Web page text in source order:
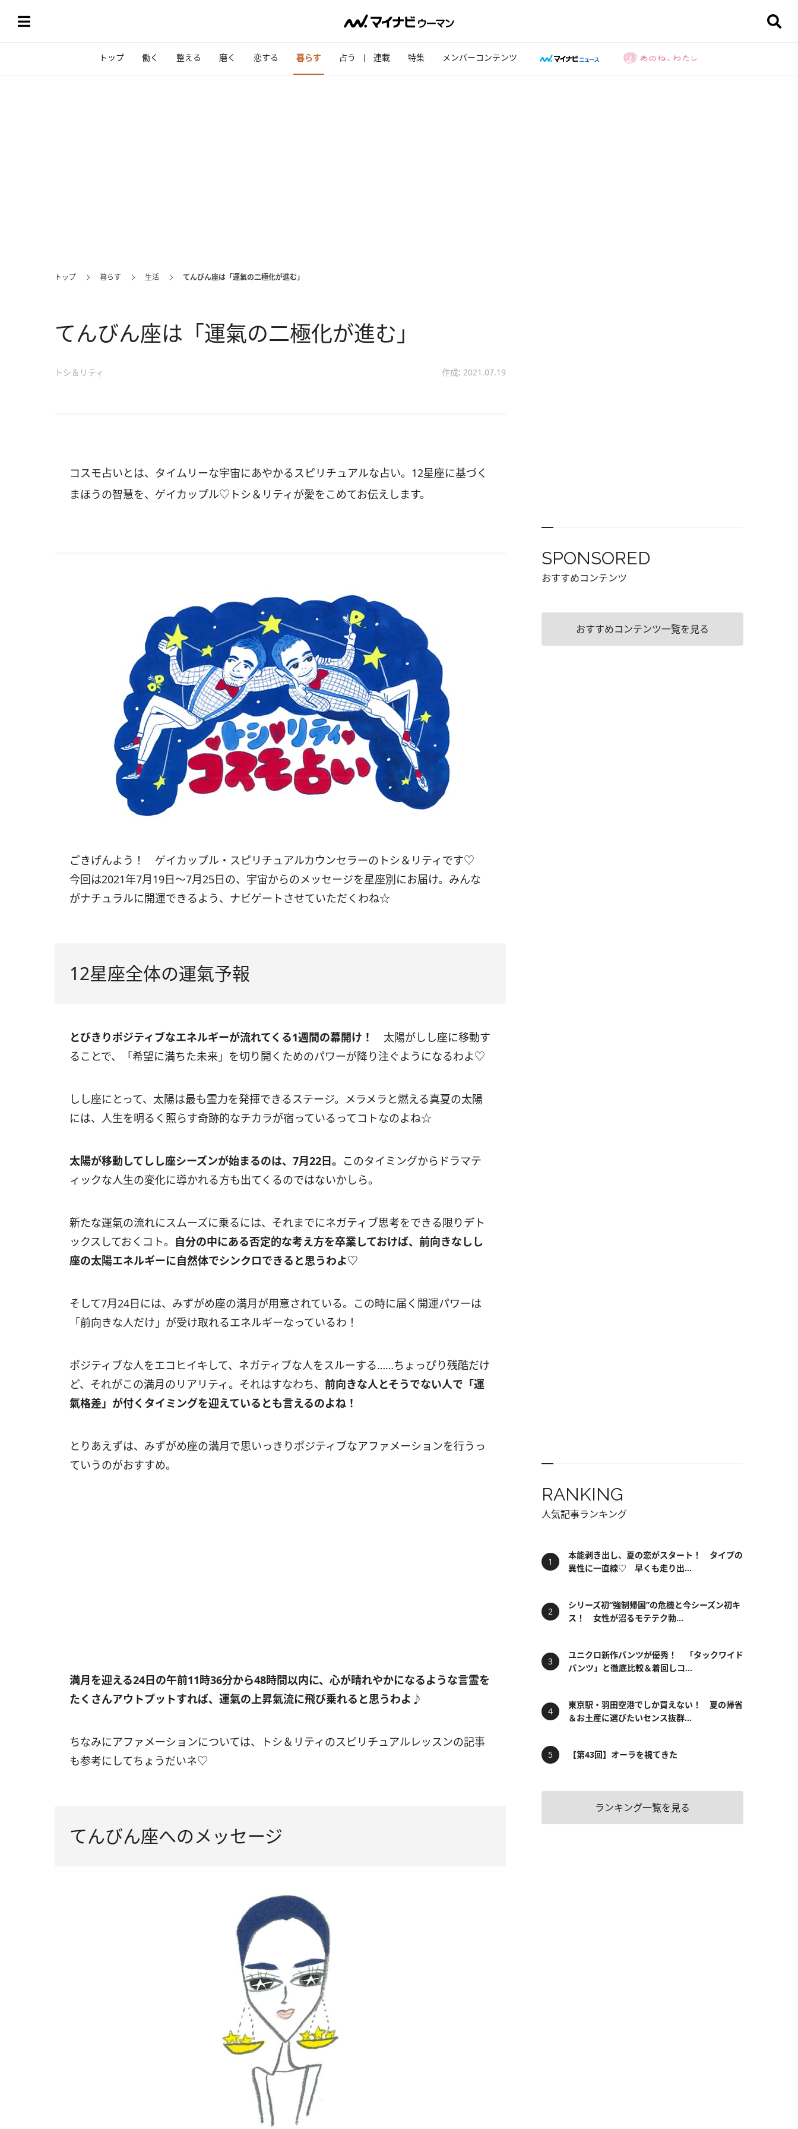
トップ 働く 整える 磨く 恋する 暮らす 占う 連載 特集 メンバーコンテンツ
トップ 暮らす 生活 てんびん座は「運氣の二極化が進む」
てんびん座は「運氣の二極化が進む」
トシ＆リティ 作成: 2021.07.19
コスモ占いとは、タイムリーな宇宙にあやかるスピリチュアルな占い。12星座に基づく
まほうの智慧を、ゲイカップル♡トシ＆リティが愛をこめてお伝えします。
ごきげんよう！ ゲイカップル・スピリチュアルカウンセラーのトシ＆リティです♡
今回は2021年7月19日〜7月25日の、宇宙からのメッセージを星座別にお届け。みんな
がナチュラルに開運できるよう、ナビゲートさせていただくわね☆
12星座全体の運氣予報
とびきりポジティブなエネルギーが流れてくる1週間の幕開け！
太陽がしし座に移動す
ることで、「希望に満ちた未来」を切り開くためのパワーが降り注ぐようになるわよ♡
しし座にとって、太陽は最も霊力を発揮できるステージ。メラメラと燃える真夏の太陽
には、人生を明るく照らす奇跡的なチカラが宿っているってコトなのよね☆
太陽が移動してしし座シーズンが始まるのは、 7月22日。 このタイミングからドラマテ
ィックな人生の変化に導かれる方も出てくるのではないかしら。
新たな運氣の流れにスムーズに乗るには、それまでにネガティブ思考をできる限りデト
ックスしておくコト。 自分の中にある否定的な考え方を卒業しておけば、前向きなしし
座の太陽エネルギーに自然体でシンクロできると思うわよ♡
そして7月24日には、みずがめ座の満月が用意されている。この時に届く開運パワーは
「前向きな人だけ」が受け取れるエネルギーなっているわ！
ポジティブな人をエコヒイキして、ネガティブな人をスルーする……ちょっぴり残酷だけ
ど、それがこの満月のリアリティ。それはすなわち、 前向きな人とそうでない人で「運
氣格差」が付くタイミングを迎えているとも言えるのよね！
とりあえずは、みずがめ座の満月で思いっきりポジティブなアファメーションを行うっ
ていうのがおすすめ。
満月を迎える24日の午前11時36分から48時間以内に、心が晴れやかになるような言霊を
たくさんアウトプットすれば、運氣の上昇氣流に飛び乗れると思うわよ♪
ちなみにアファメーションについては、トシ＆リティのスピリチュアルレッスンの記事
も参考にしてちょうだいネ♡
てんびん座へのメッセージ
SPONSORED
おすすめコンテンツ
おすすめコンテンツ一覧を見る
RANKING
人気記事ランキング
本能剥き出し、夏の恋がスタート！ タイプの
異性に一直線♡ 早くも走り出...
シリーズ初“強制帰国”の危機と今シーズン初キ
ス！ 女性が沼るモテテク勃...
ユニクロ新作パンツが優秀！ 「タックワイド
パンツ」と徹底比較＆着回しコ...
東京駅・羽田空港でしか買えない！ 夏の帰省
＆お土産に選びたいセンス抜群...
【第43回】オーラを視てきた
ランキング一覧を見る